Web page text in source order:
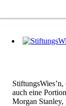
auch eine
Morgan Stanley,